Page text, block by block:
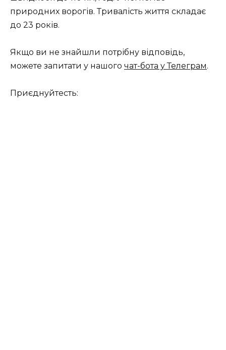
природних ворогів. Тривалість життя складає
до 23 років.
Якщо ви не знайшли потрібну відповідь,
можете запитати у нашого чат-бота у Телеграм.
Приєднуйтесть: